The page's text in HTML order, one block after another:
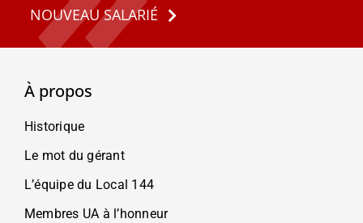
NOUVEAU SALARIÉ
À propos
Historique
Le mot du gérant
L’équipe du Local 144
Membres UA à l’honneur